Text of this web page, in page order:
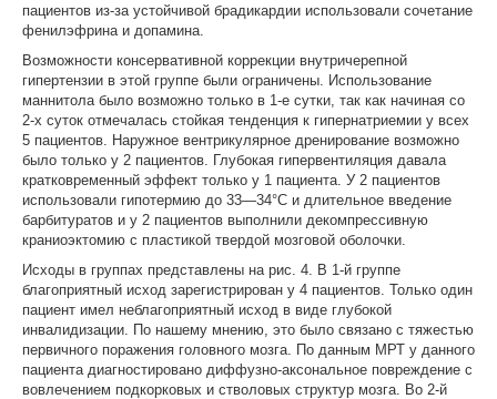
пациентов из-за устойчивой брадикардии использовали сочетание
фенилэфрина и допамина.
Возможности консервативной коррекции внутричерепной
гипертензии в этой группе были ограничены. Использование
маннитола было возможно только в 1-е сутки, так как начиная со
2-х суток отмечалась стойкая тенденция к гипернатриемии у всех
5 пациентов. Наружное вентрикулярное дренирование возможно
было только у 2 пациентов. Глубокая гипервентиляция давала
кратковременный эффект только у 1 пациента. У 2 пациентов
использовали гипотермию до 33—34°С и длительное введение
барбитуратов и у 2 пациентов выполнили декомпрессивную
краниоэктомию с пластикой твердой мозговой оболочки.
Исходы в группах представлены на рис. 4. В 1-й группе
благоприятный исход зарегистрирован у 4 пациентов. Только один
пациент имел неблагоприятный исход в виде глубокой
инвалидизации. По нашему мнению, это было связано с тяжестью
первичного поражения головного мозга. По данным МРТ у данного
пациента диагностировано диффузно-аксональное повреждение с
вовлечением подкорковых и стволовых структур мозга. Во 2-й